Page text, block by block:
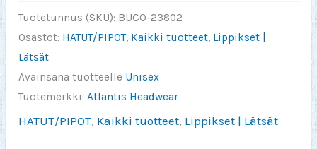
Kalastajanhattu
Tuotetunnus (SKU): BUCO-23802
Osastot: HATUT/PIPOT, Kaikki tuotteet, Lippikset |
Lätsät
Avainsana tuotteelle Unisex
Tuotemerkki:Atlantis Headwear
HATUT/PIPOT, Kaikki tuotteet, Lippikset | Lätsät